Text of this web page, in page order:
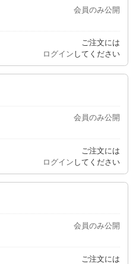
会員のみ公開
ご注文には
ログイン してください
会員のみ公開
ご注文には
ログイン してください
会員のみ公開
ご注文には